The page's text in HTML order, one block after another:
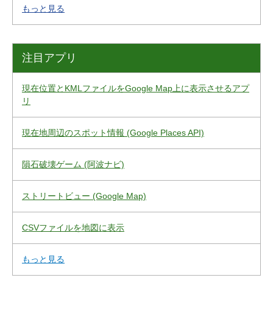
もっと見る
注目アプリ
現在位置とKMLファイルをGoogle Map上に表示させるアプ
リ
現在地周辺のスポット情報 (Google Places API)
隕石破壊ゲーム (阿波ナビ)
ストリートビュー (Google Map)
CSVファイルを地図に表示
もっと見る